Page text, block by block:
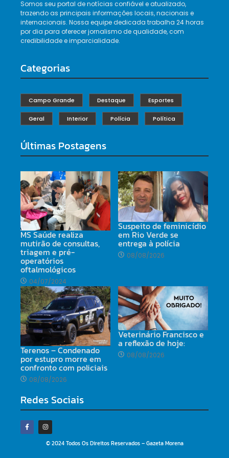
Somos seu portal de notícias confiável e atualizado,
trazendo as principais informações locais, nacionais e
internacionais. Nossa equipe dedicada trabalha 24 horas
por dia para oferecer jornalismo de qualidade, com
credibilidade e imparcialidade.
Categorias
Campo Grande Destaque Esportes
Geral Interior Polícia Política
Últimas Postagens
MS Saúde realiza
mutirão de consultas,
triagem e pré-
operatórios
oftalmológicos
04/07/2024
Suspeito de feminicídio
em Rio Verde se
entrega à polícia
08/08/2026
Terenos – Condenado
por estupro morre em
confronto com policiais
08/08/2026
Veterinário Francisco e
a reflexão de hoje:
08/08/2026
Redes Sociais
© 2024 Todos Os Direitos Reservados – Gazeta Morena